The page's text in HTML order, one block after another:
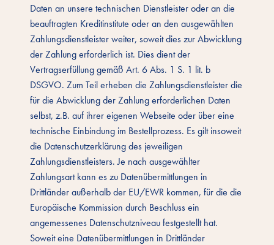
Daten an unsere technischen Dienstleister oder an die
beauftragten Kreditinstitute oder an den ausgewählten
Zahlungsdienstleister weiter, soweit dies zur Abwicklung
der Zahlung erforderlich ist. Dies dient der
Vertragserfüllung gemäß Art. 6 Abs. 1 S. 1 lit. b
DSGVO. Zum Teil erheben die Zahlungsdienstleister die
für die Abwicklung der Zahlung erforderlichen Daten
selbst, z.B. auf ihrer eigenen Webseite oder über eine
technische Einbindung im Bestellprozess. Es gilt insoweit
die Datenschutzerklärung des jeweiligen
Zahlungsdienstleisters. Je nach ausgewählter
Zahlungsart kann es zu Datenübermittlungen in
Drittländer außerhalb der EU/EWR kommen, für die die
Europäische Kommission durch Beschluss ein
angemessenes Datenschutzniveau festgestellt hat.
Soweit eine Datenübermittlungen in Drittländer